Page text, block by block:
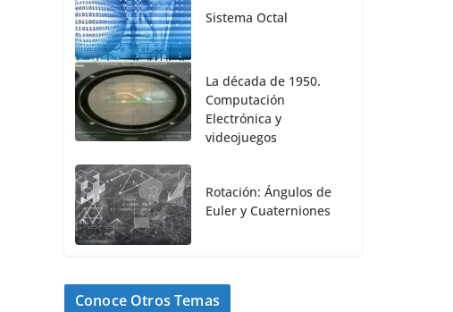
Sistema Octal
La década de 1950.
Computación
Electrónica y
videojuegos
Rotación: Ángulos de
Euler y Cuaterniones
Conoce Otros Temas